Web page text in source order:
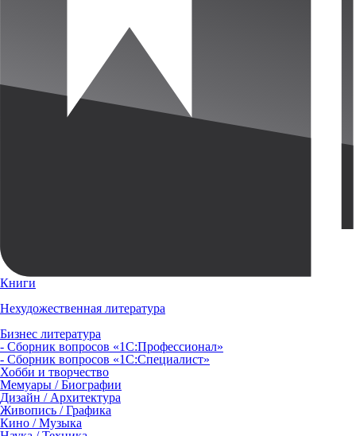
Книги
Нехудожественная литература
Бизнес литература
- Сборник вопросов «1С:Профессионал»
- Сборник вопросов «1С:Специалист»
Хобби и творчество
Мемуары / Биографии
Дизайн / Архитектура
Живопись / Графика
Кино / Музыка